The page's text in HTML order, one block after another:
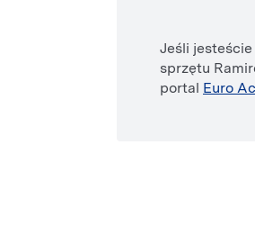
Jeśli
sprzętu
portal Euro